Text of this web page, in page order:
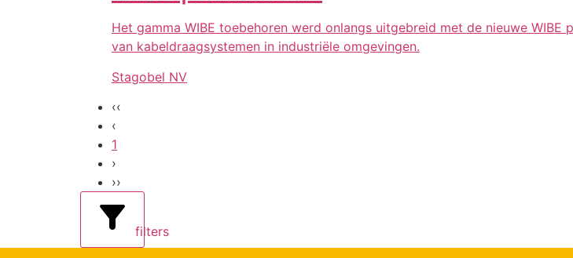
Het gamma WIBE toebehoren werd onlangs uitgebreid met de nieuwe
van kabeldraagsystemen in industriële omgevingen.
Stagobel NV
‹‹
‹
1
›
››
filters